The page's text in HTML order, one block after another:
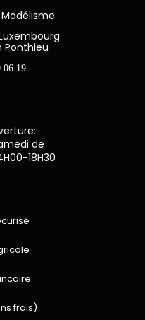
Ponthieu
06 19
de
18H30
frais)